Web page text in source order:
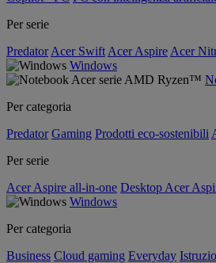
Per serie
Predator Acer Swift Acer Aspire Acer
Windows
Per categoria
Predator Gaming Prodotti eco-sostenibili
Per serie
Acer Aspire all-in-one Desktop Acer
Windows
Per categoria
Business Cloud gaming Everyday